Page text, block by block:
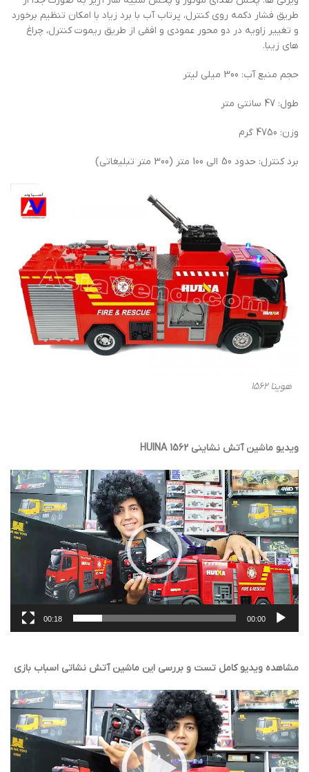
طریق فشار دکمه روی کنترل، پرتاب آب با برد زیاد با امکان تنظیم برخورد
و تغییر زاویه در دو محور عمودی و افقی از طریق ریموت کنترل، چراغ
های زیبا.
حجم منبع آب: 300 میلی لیتر
طول: 47 سانتی متر
وزن: 4750 گرم
برد کنترل: حدود 50 الی 100 متر (300 متر تبلیغاتی)
هوینا 1562
ویدیو ماشین آتش نشاینی HUINA 1562
نمایشگر
ویدیو
00:00
00:18
مشاهده ویدیو کامل تست و بررسی این ماشین آتش نشاتی اسباب بازی